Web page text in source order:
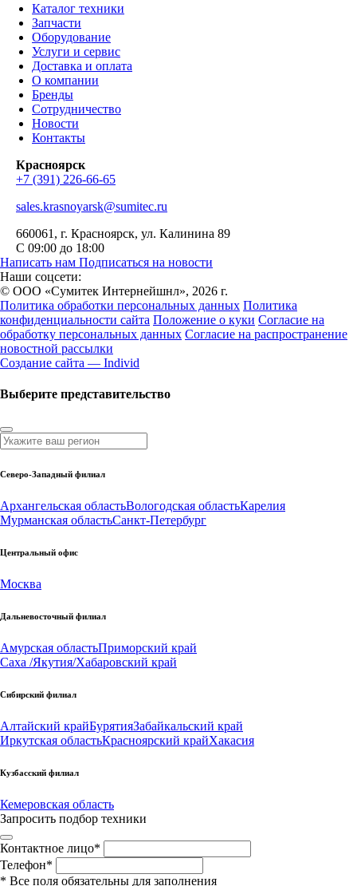
Каталог техники
Запчасти
Оборудование
Услуги и сервис
Доставка и оплата
О компании
Бренды
Сотрудничество
Новости
Контакты
Красноярск
+7 (391) 226-66-65
sales.krasnoyarsk@sumitec.ru
660061 , г. Красноярск, ул. Калинина 89
С 09:00 до 18:00
Написать нам Подписаться на новости
Наши соцсети:
© ООО «Сумитек Интернейшнл», 2026 г.
Политика обработки персональных данных Политика
конфиденциальности сайта Положение о куки Согласие на
обработку персональных данных Согласие на распространение
новостной рассылки
Создание сайта — Individ
Выберите представительство
Северо-Западный филиал
Архангельская областьВологодская областьКарелия
Мурманская областьСанкт-Петербург
Центральный офис
Москва
Дальневосточный филиал
Амурская областьПриморский край
Саха /Якутия/Хабаровский край
Сибирский филиал
Алтайский крайБурятияЗабайкальский край
Иркутская областьКрасноярский крайХакасия
Кузбасский филиал
Кемеровская область
Запросить подбор техники
Контактное лицо*
Телефон*
* Все поля обязательны для заполнения